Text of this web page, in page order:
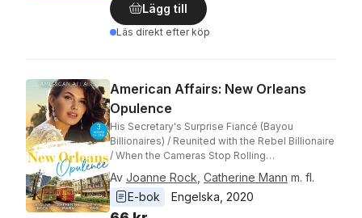
Lägg till
Läs direkt efter köp
American Affairs: New Orleans
Opulence
His Secretary's Surprise Fiancé (Bayou
Billionaires) / Reunited with the Rebel Billionaire
/ When the Cameras Stop Rolling…
Av Joanne Rock Catherine Mann m. fl.
E-bok
Engelska 2020